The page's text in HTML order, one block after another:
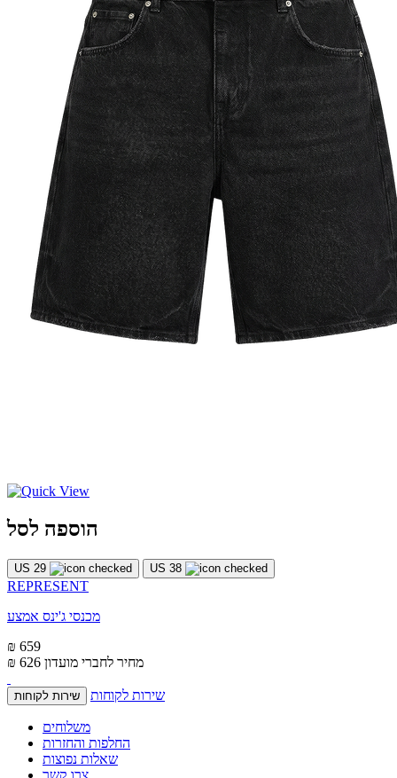
הוספה לסל
US 29 US 38
REPRESENT
מכנסי ג'ינס אמצע
₪ 659
₪ 626 מחיר לחברי מועדון
שירות לקוחות שירות לקוחות
משלוחים
החלפות והחזרות
שאלות נפוצות
צרו קשר